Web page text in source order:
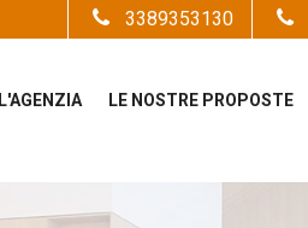
L'AGENZIA LE NOSTRE PROPOSTE
3389353130